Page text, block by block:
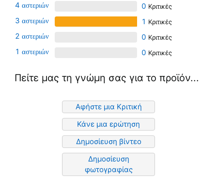
4
0
3
1
2
0
1
0
Πείτε μας τη γνώμη σας για το προϊόν...
Αφήστε μια Κριτική
Κάνε μια ερώτηση
Δημοσίευση βίντεο
Δημοσίευση
φωτογραφίας